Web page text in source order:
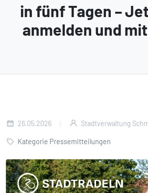
in fünf Tagen –
anmelden und
26.05.2026 Stadtverwaltung
Kategorie Pressemitteilungen